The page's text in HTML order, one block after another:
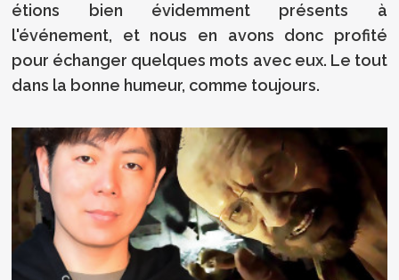
étions bien évidemment présents à
l'événement, et nous en avons donc profité
pour échanger quelques mots avec eux. Le tout
dans la bonne humeur, comme toujours.